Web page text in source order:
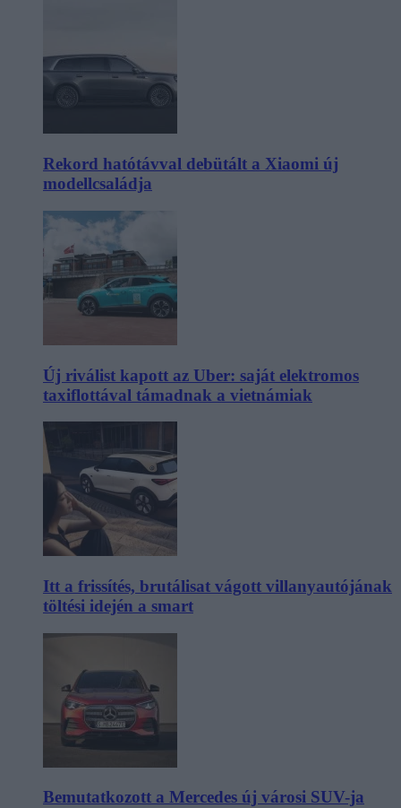
Rekord hatótávval debütált a Xiaomi új
modellcsaládja
Új riválist kapott az Uber: saját elektromos
taxiflottával támadnak a vietnámiak
Itt a frissítés, brutálisat vágott villanyautójának
töltési idején a smart
Bemutatkozott a Mercedes új városi SUV-ja